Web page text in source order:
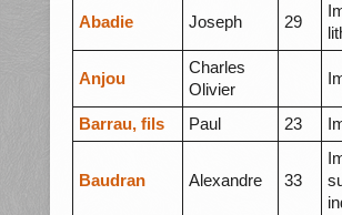
Abadie Joseph 29
Anjou
Charles
Olivier
Barrau, fils
Paul 23
Baudran Alexandre 33